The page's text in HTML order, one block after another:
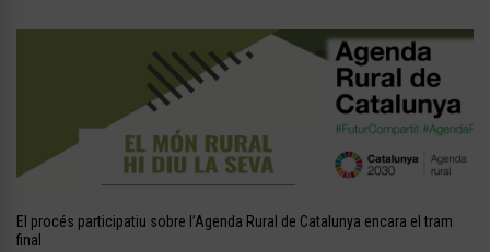
El procés participatiu sobre l’Agenda Rural de Catalunya encara el tram
final